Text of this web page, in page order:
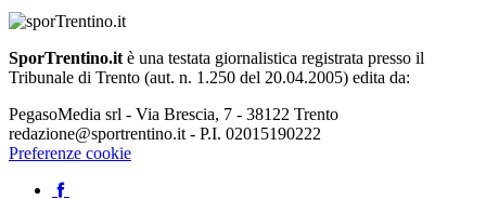
SporTrentino.it è una testata giornalistica registrata presso il
Tribunale di Trento (aut. n. 1.250 del 20.04.2005) edita da:
PegasoMedia srl - Via Brescia, 7 - 38122 Trento
redazione@sportrentino.it - P.I. 02015190222
Preferenze cookie